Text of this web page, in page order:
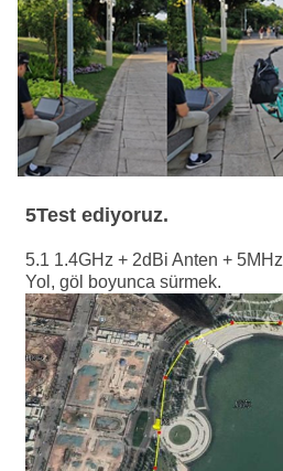
5Test ediyoruz.
5.1 1.4GHz + 2dBi Anten + 5MHz
Yol, göl boyunca sürmek.